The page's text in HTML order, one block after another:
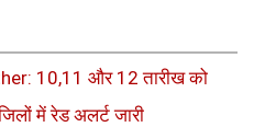
10,11 और 12 तारीख को
में रेड अलर्ट जारी